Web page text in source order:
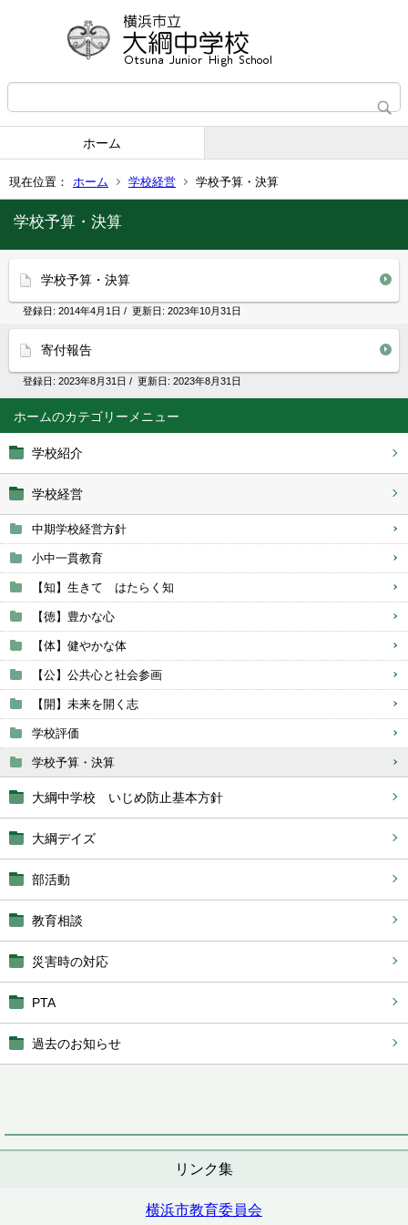
ホーム
現在位置： ホーム 学校経営 学校予算・決算
ホーム
学校紹介
学校経営
中期学校経営方針
小中一貫教育
【知】生きて はたらく知
【徳】豊かな心
【体】健やかな体
【公】公共心と社会参画
【開】未来を開く志
学校評価
学校予算・決算
大綱中学校 いじめ防止基本方針
大綱デイズ
部活動
教育相談
災害時の対応
PTA
過去のお知らせ
リンク集
横浜市教育委員会
学校予算・決算
学校予算・決算
登録日: 2014年4月1日 / 更新日: 2023年10月31日
寄付報告
登録日: 2023年8月31日 / 更新日: 2023年8月31日